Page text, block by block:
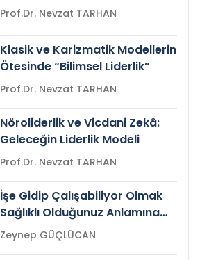
Prof.Dr. Nevzat TARHAN
Klasik ve Karizmatik Modellerin
Ötesinde “Bilimsel Liderlik”
Prof.Dr. Nevzat TARHAN
Nöroliderlik ve Vicdani Zekâ:
Geleceğin Liderlik Modeli
Prof.Dr. Nevzat TARHAN
İşe Gidip Çalışabiliyor Olmak
Sağlıklı Olduğunuz Anlamına
Gelir mi?Zeynep GÜÇLÜCAN